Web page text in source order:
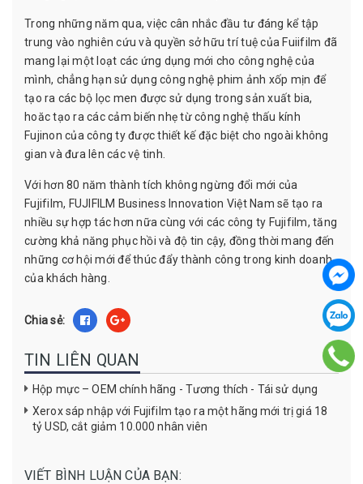
Trong những năm qua, việc cân nhắc đầu tư đáng kể tập
trung vào nghiên cứu và quyền sở hữu trí tuệ của Fuiifilm đã
mang lại một loạt các ứng dụng mới cho công nghệ của
mình, chẳng hạn sử dụng công nghệ phim ảnh xốp mịn để
tạo ra các bộ lọc men được sử dụng trong sản xuất bia,
hoăc tạo ra các cảm biến nhẹ từ công nghệ thấu kính
Fujinon của công ty được thiết kế đặc biệt cho ngoài không
gian và đưa lên các vệ tinh.
Với hơn 80 năm thành tích không ngừng đổi mới của
Fujifilm, FUJIFILM Business Innovation Việt Nam sẽ tạo ra
nhiều sự hợp tác hơn nữa cùng với các công ty Fujifilm, tăng
cường khả năng phục hồi và độ tin cậy, đồng thời mang đến
những cơ hội mới để thúc đẩy thành công trong kinh doanh
của khách hàng.
Chia sẻ:
TIN LIÊN QUAN
Hộp mực – OEM chính hãng - Tương thích - Tái sử dụng
Xerox sáp nhập với Fujifilm tạo ra một hãng mới trị giá 18
tỷ USD, cắt giảm 10.000 nhân viên
VIẾT BÌNH LUẬN CỦA BẠN: